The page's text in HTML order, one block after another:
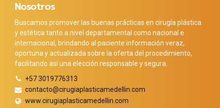
Nosotros
Buscamos promover las buenas prácticas en cirugía plástica
y estética tanto a nivel departamental como nacional e
internacional, brindando al paciente información veraz,
oportuna y actualizada sobre la oferta del procedimiento,
facilitando así una elección responsable y segura.
+57 3019776313
contacto@cirugiaplasticamedellin.com
www.cirugiaplasticamedellin.com